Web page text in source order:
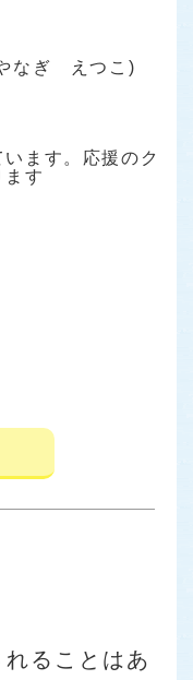
なぎ えつこ)
ます。応援のク
ます
ることはあ